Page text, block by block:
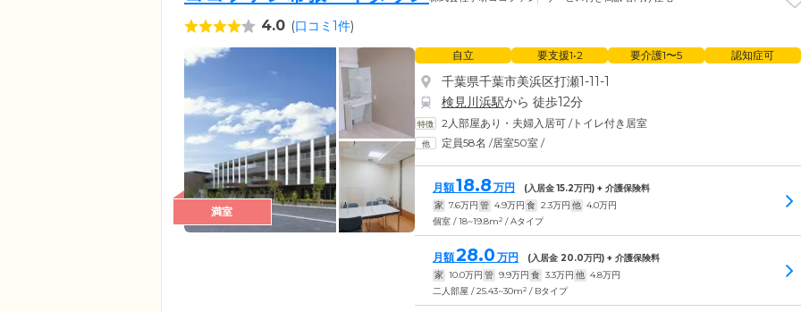
4.0 (口コミ1件)
満室
自立 要支援1•2 要介護1〜5 認知症可
千葉県千葉市美浜区打瀬1-11-1
検見川浜駅から 徒歩12分
2人部屋あり・夫婦入居可 /トイレ付き居室
定員58名 /居室50室 /
月額18.8 万円 (入居金15.2万円) + 介護保険料
家 7.6万円 管 4.9万円 食 2.3万円 他 4.0万円
個室 / 18~19.8m2 / Aタイプ
月額28.0 万円 (入居金 20.0万円) + 介護保険料
家 10.0万円 管 9.9万円 食 3.3万円 他 4.8万円
二人部屋 / 25.43~30m2 / Bタイプ